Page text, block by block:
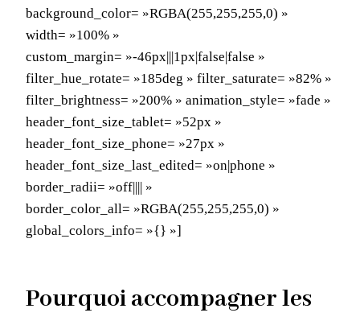
background_color= »RGBA(255,255,255,0) »
width= »100% »
custom_margin= »-46px|||1px|false|false »
filter_hue_rotate= »185deg » filter_saturate= »82% »
filter_brightness= »200% » animation_style= »fade »
header_font_size_tablet= »52px »
header_font_size_phone= »27px »
header_font_size_last_edited= »on|phone »
border_radii= »off|||| »
border_color_all= »RGBA(255,255,255,0) »
global_colors_info= »{} »]
Pourquoi accompagner les